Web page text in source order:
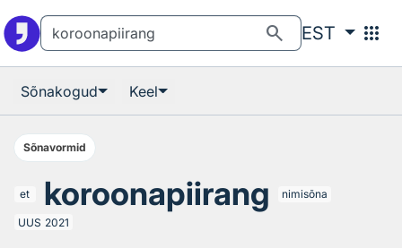
search EST apps
Sõnakogud Keel
Sõnavormid
et koroonapiirang nimisõna
UUS 2021